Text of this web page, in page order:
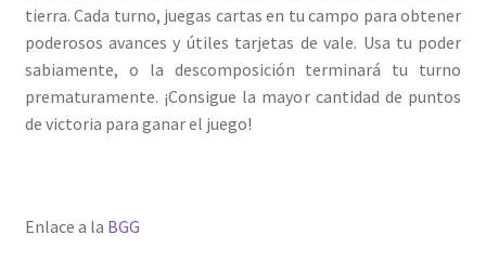
tierra. Cada turno, juegas cartas en tu campo para obtener
poderosos avances y útiles tarjetas de vale. Usa tu poder
sabiamente, o la descomposición terminará tu turno
prematuramente. ¡Consigue la mayor cantidad de puntos
de victoria para ganar el juego!
Enlace a la BGG